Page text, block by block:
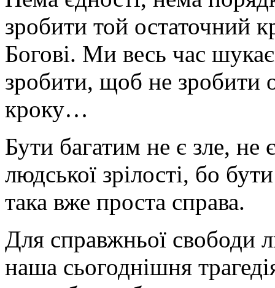
зробити той остаточний
Богові. Ми весь час
зробити, щоб не зробити
кроку…
Бути багатим не є зле, не
людської зрілості, бо
така вже проста справа.
Для справжньої свободи
наша сьогоднішня